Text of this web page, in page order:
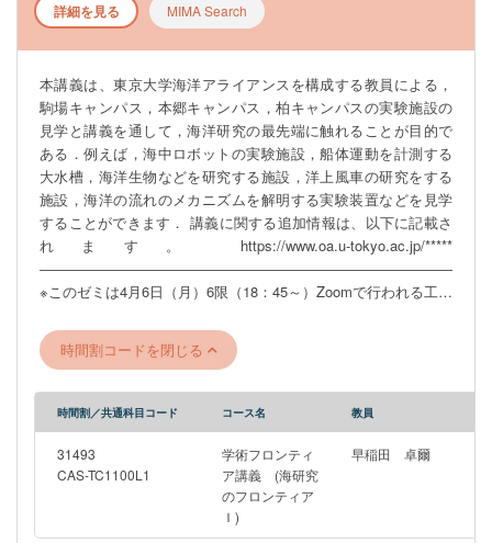
詳細を見る MIMA Search
本講義は、東京大学海洋アライアンスを構成する教員による，
駒場キャンパス，本郷キャンパス，柏キャンパスの実験施設の
見学と講義を通して，海洋研究の最先端に触れることが目的で
ある．例えば，海中ロボットの実験施設，船体運動を計測する
大水槽，海洋生物などを研究する施設，洋上風車の研究をする
施設，海洋の流れのメカニズムを解明する実験装置などを見学
することができます． 講義に関する追加情報は、以下に記載さ
れます。 https://www.oa.u-tokyo.ac.jp/*****
―――――――――――――――――――――――――――――
※このゼミは4月6日（月）6限（18：45～）Zoomで行われる工学
UTAS掲示板のお知らせにて周知いたします。
―――――――――――――――――――――――――――――
時間割コードを閉じる
時間割／共通科目コード コース名 教員
31493
CAS-TC1100L1
学術フロンティ
ア講義 (海研究
のフロンティア
Ｉ)
早稲田 卓爾